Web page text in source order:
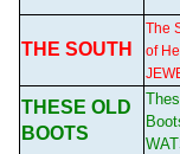
THE SOUTH
The
of
THESE OLD
BOOTS